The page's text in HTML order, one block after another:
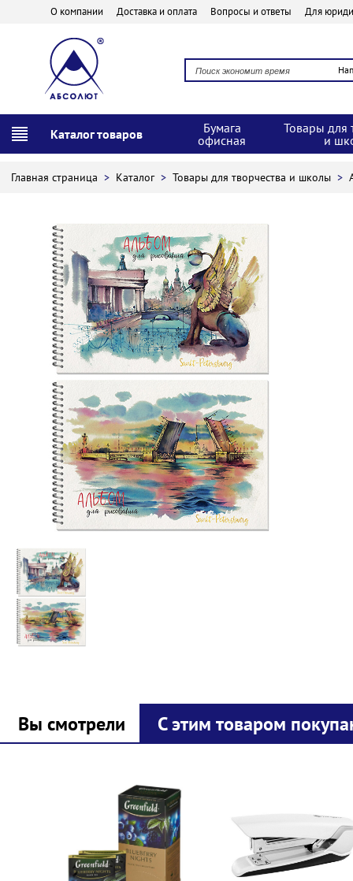
О компании Доставка и оплата Вопросы и ответы Для
Каталог товаров
Бумага
офисная
Товары для
и
Главная страница > Каталог > Товары для творчества и школы >
Вы смотрели С этим товаром